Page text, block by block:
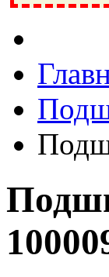
Ивантеевка,